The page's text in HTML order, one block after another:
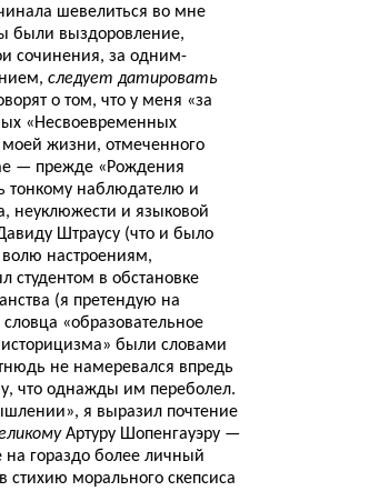
шевелиться во мне
были выздоровление,
сочинения, за одним-
следует датировать
о том, что у меня «за
«Несвоевременных
жизни, отмеченного
— прежде «Рождения
тонкому наблюдателю и
неуклюжести и языковой
Штраусу (что и было
настроениям,
студентом в обстановке
(я претендую на
«образовательное
были словами
не намеревался впредь
что однажды им переболел.
я выразил почтение
Артуру Шопенгауэру —
гораздо более личный
морального скепсиса